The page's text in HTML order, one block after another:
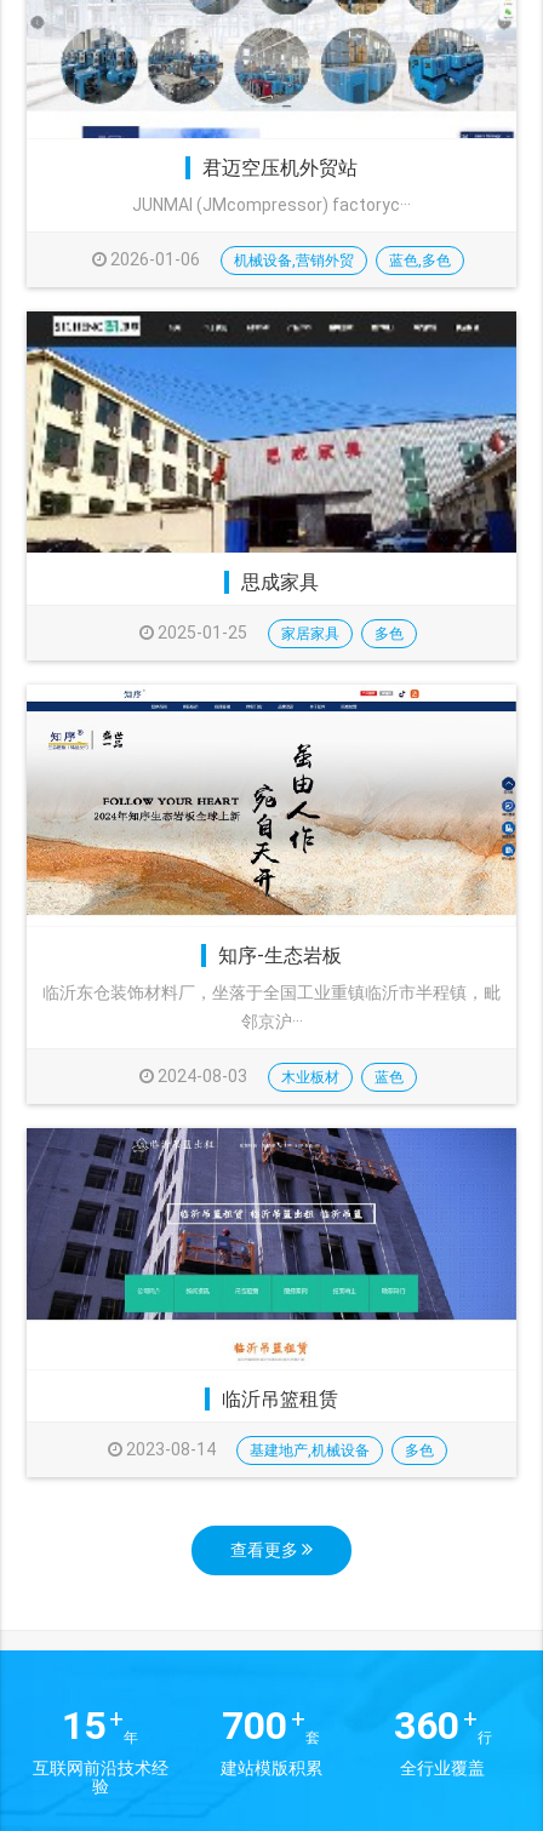
君迈空压机外贸站
JUNMAI (JMcompressor) factoryc···
2026-01-06 机械设备,营销外贸 蓝色,多色
思成家具
2025-01-25 家居家具 多色
知序-生态岩板
临沂东仓装饰材料厂，坐落于全国工业重镇临沂市半程镇，毗
邻京沪···
2024-08-03 木业板材 蓝色
临沂吊篮租赁
2023-08-14 基建地产,机械设备 多色
查看更多
15+
年
互联网前沿技术经
验
700 +
套
建站模版积累
360 +
行
全行业覆盖